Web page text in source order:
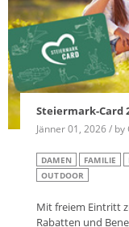
Steiermark-Card
Jänner 01, 2026 /
DAMEN FAMILIE
OUTDOOR
Mit freiem Eintritt
Rabatten und